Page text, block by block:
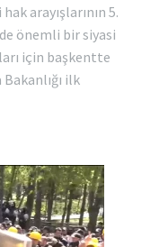
arayışlarının 5.
önemli bir siyasi
için başkentte
ilk